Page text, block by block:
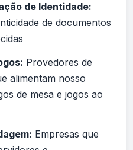
de Identidade:
de documentos
Provedores de
alimentam nosso
de mesa e jogos ao
Empresas que